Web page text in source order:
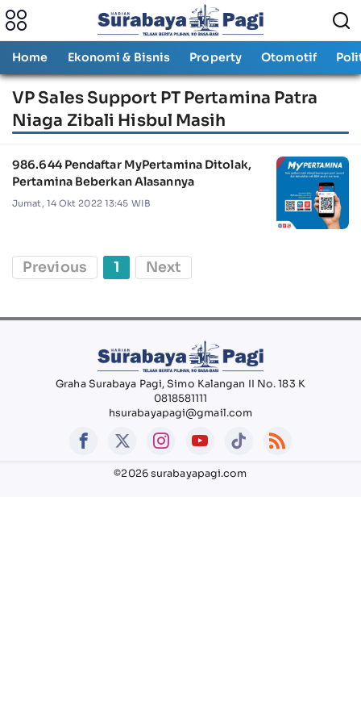
Home Ekonomi & Bisnis Property Otomotif
VP Sales Support PT Pertamina Patra
Niaga Zibali Hisbul Masih
986.644 Pendaftar MyPertamina Ditolak,
Pertamina Beberkan Alasannya
Jumat, 14 Okt 2022 13:45 WIB
Previous 1 Next
Graha Surabaya Pagi, Simo Kalangan II No. 183 K
0818581111
hsurabayapagi@gmail.com
©2026 surabayapagi.com